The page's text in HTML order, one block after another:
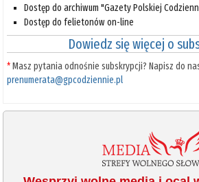
Dostęp do archiwum "Gazety Polskiej
Dostęp do felietonów on-line
Dowiedz się więcej o
*Masz pytania odnośnie subskrypcji? Napisz do
prenumerata@gpcodziennie.pl